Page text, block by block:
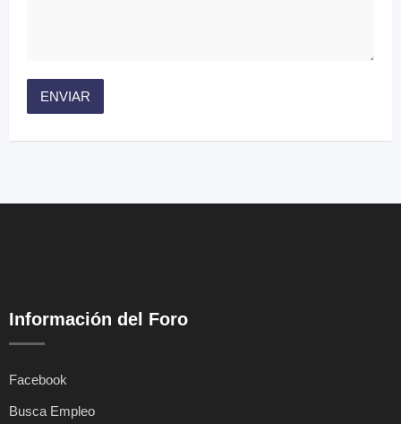
Información del Foro
Facebook
Busca Empleo